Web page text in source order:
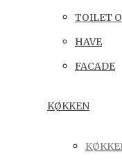
TOILET
HAVE
FACADE
KØKKEN